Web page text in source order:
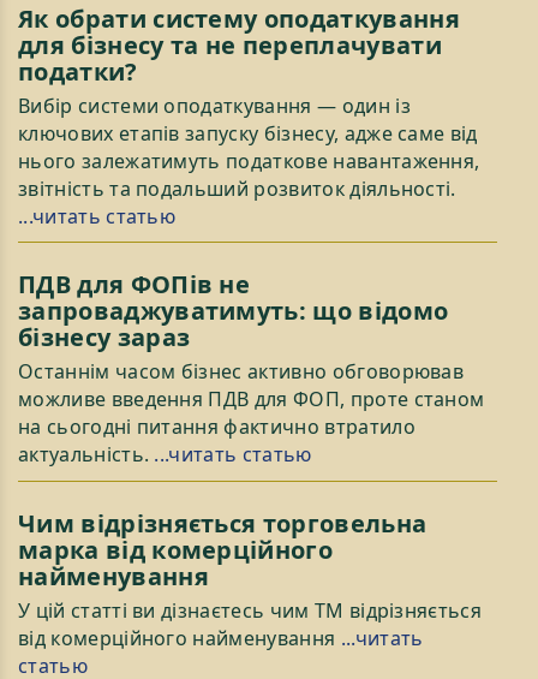
Як обрати систему оподаткування
для бізнесу та не переплачувати
податки?
Вибір системи оподаткування — один із
ключових етапів запуску бізнесу, адже саме від
нього залежатимуть податкове навантаження,
звітність та подальший розвиток діяльності.
...читать статью
ПДВ для ФОПів не
запроваджуватимуть: що відомо
бізнесу зараз
Останнім часом бізнес активно обговорював
можливе введення ПДВ для ФОП, проте станом
на сьогодні питання фактично втратило
актуальність. ...читать статью
Чим відрізняється торговельна
марка від комерційного
найменування
У цій статті ви дізнаєтесь чим ТМ відрізняється
від комерційного найменування ...читать
статью